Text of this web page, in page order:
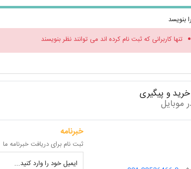
بنویسد
تنها کاربرانی که ثبت نام کرده اند می توانند نظر بنویسند
و پیگیری
موبایل
خبرنامه
ثبت نام برای دریافت خبرنامه ما
ایمیل خود را وارد کنید...